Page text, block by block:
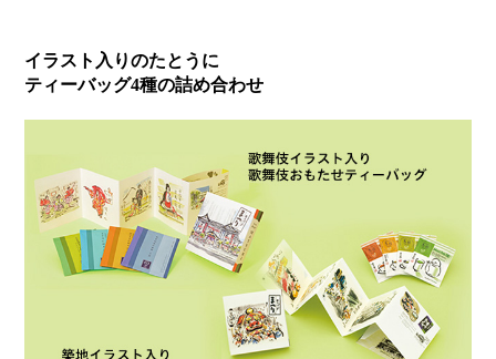
イラスト入りのたとうに
ティーバッグ4種の詰め合わせ